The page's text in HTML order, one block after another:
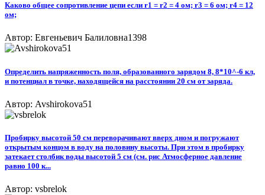
Каково общее сопротивление цепи если r1 = r2 = 4 oм; r3 = 6 oм; r4 = 12
oм;
Автор: Евгеньевич Балиловна1398
Определить напряженность поля, образованного зарядом 8, 8*10^-6 кл,
и потенциал в точке, находящейся на расстоянии 20 см от заряда.
Автор: Avshirokova51
Пробирку высотой 50 см переворачивают вверх дном и погружают
открытым концом в воду на половину высоты. При этом в пробирку
затекает столбик воды высотой 5 см (см. рис Атмосферное давление
равно 100 к...
Автор: vsbrelok